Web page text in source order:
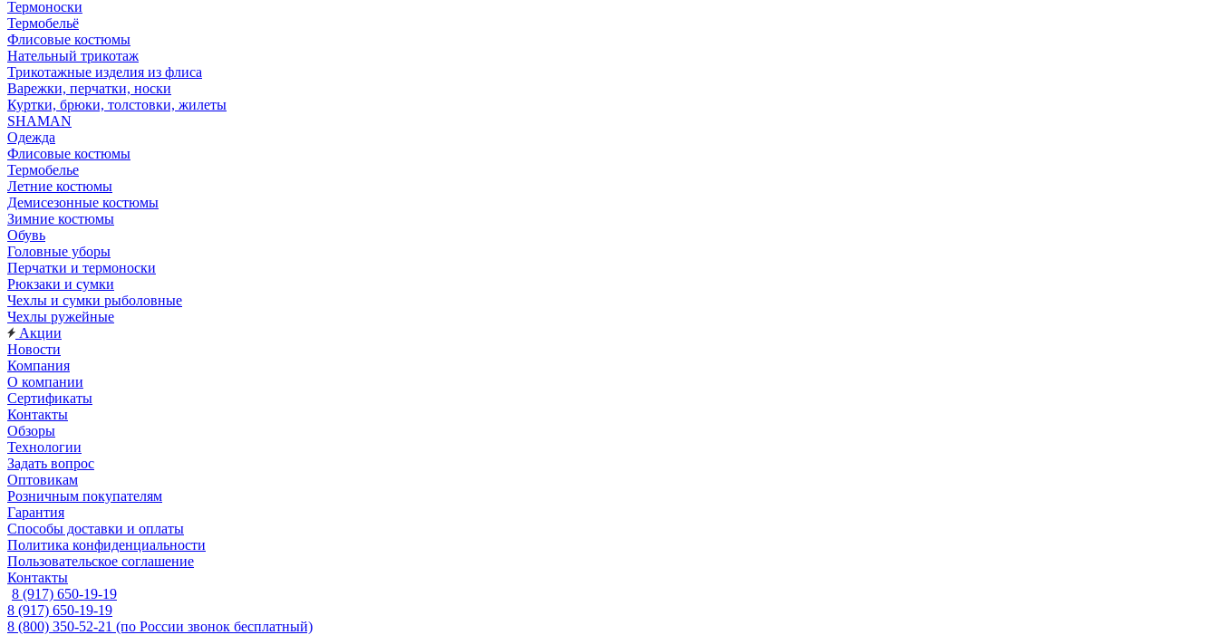
Термоноски
Термобельё
Флисовые костюмы
Нательный трикотаж
Трикотажные изделия из флиса
Варежки, перчатки, носки
Куртки, брюки, толстовки, жилеты
SHAMAN
Одежда
Флисовые костюмы
Термобелье
Летние костюмы
Демисезонные костюмы
Зимние костюмы
Обувь
Головные уборы
Перчатки и термоноски
Рюкзаки и сумки
Чехлы и сумки рыболовные
Чехлы ружейные
Акции
Новости
Компания
О компании
Сертификаты
Контакты
Обзоры
Технологии
Задать вопрос
Оптовикам
Розничным покупателям
Гарантия
Способы доставки и оплаты
Политика конфиденциальности
Пользовательское соглашение
Контакты
8 (917) 650-19-19
8 (917) 650-19-19
8 (800) 350-52-21 (по России звонок бесплатный)